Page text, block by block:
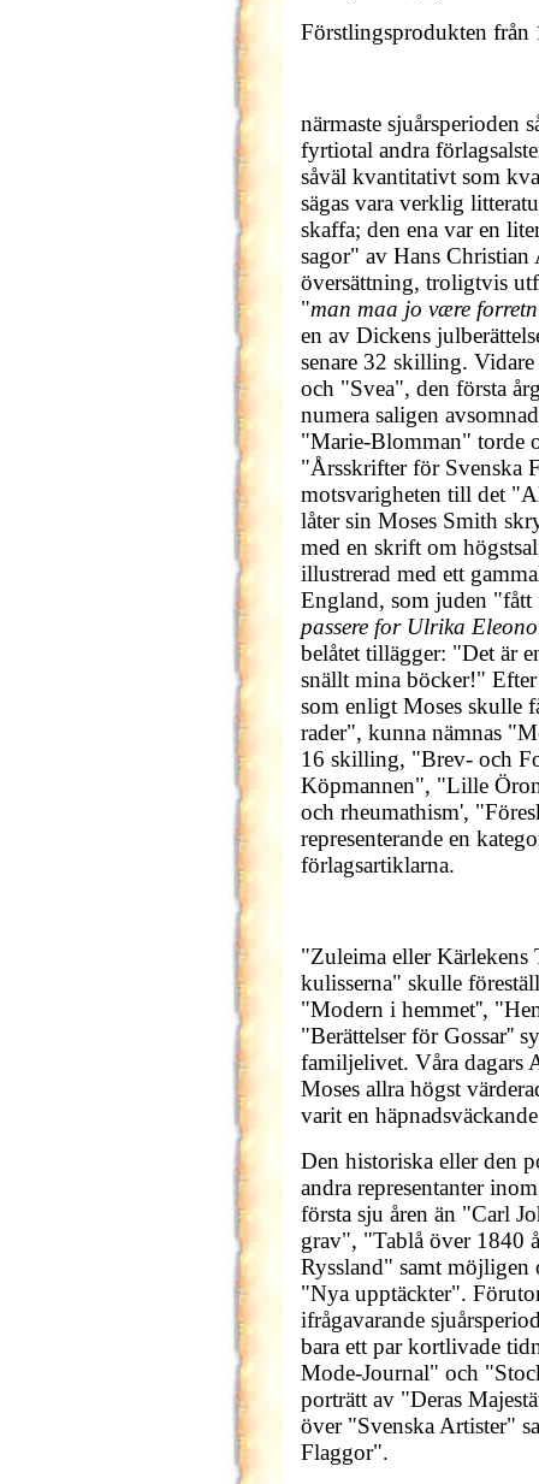
Förstlingsprodukten från
närmaste sjuårsperioden
fyrtiotal andra
såväl kvantitativt som
sägas vara verklig
skaffa; den ena var en
sagor" av Hans
översättning, troligtvis
"man maa jo være
en av Dickens
senare 32 skilling.
och "Svea", den första
numera saligen
"Marie-Blomman" torde
"Årsskrifter för Svenska
motsvarigheten till det
låter sin Moses Smith
med en skrift om
illustrerad med ett
England, som juden
passere for Ulrika
belåtet tillägger: "Det är
snällt mina böcker!"
som enligt Moses skulle
rader", kunna nämnas
16 skilling, "Brev- och
Köpmannen", "Lille
och rheumathism',
representerande en
förlagsartiklarna.
"Zuleima eller
kulisserna" skulle
"Modern i hemmet'',
"Berättelser för Gossar''
familjelivet. Våra dagars
Moses allra högst
varit en
Den historiska eller den
andra representanter
första sju åren än "Carl
grav", "Tablå över 1840
Ryssland" samt möjligen
"Nya upptäckter".
ifrågavarande
bara ett par kortlivade
Mode-Journal" och
porträtt av "Deras
över "Svenska Artister"
Flaggor".